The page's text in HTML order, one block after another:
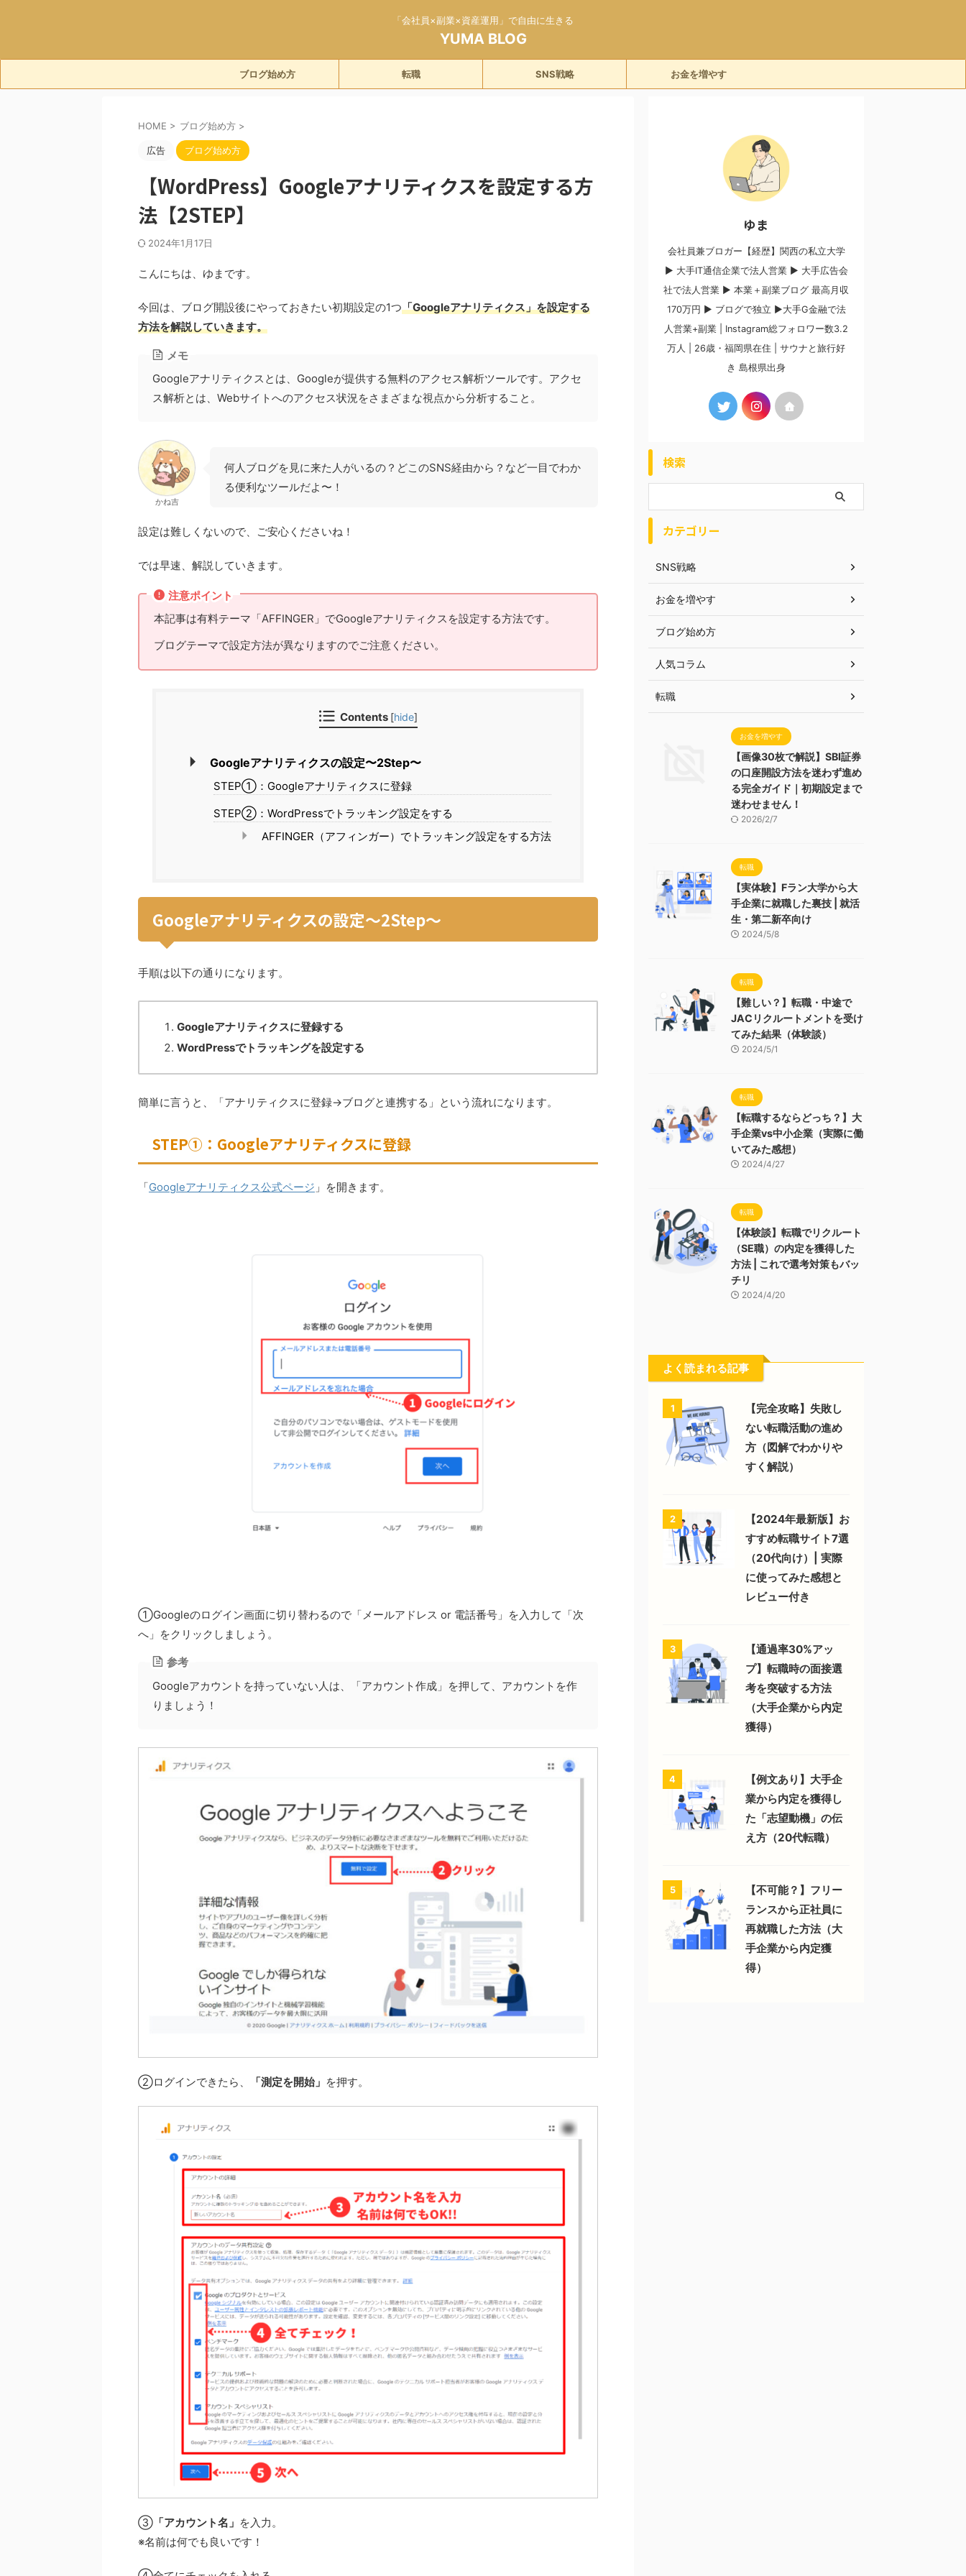
「会社員×副業×資産運用」で自由に生きる
YUMA BLOG
ブログ始め方 転職 SNS戦略 お金を増やす
HOME > ブログ始め方 >
広告 ブログ始め方
【WordPress】Googleアナリティクスを設定する方
法【2STEP】
2024年1月17日
こんにちは、ゆまです。
今回は、ブログ開設後にやっておきたい初期設定の1つ「Googleアナリティクス」を設定する
方法を解説していきます。
メモ
Googleアナリティクスとは、Googleが提供する無料のアクセス解析ツールです。アクセ
ス解析とは、Webサイトへのアクセス状況をさまざまな視点から分析すること。
かね吉
何人ブログを見に来た人がいるの？どこのSNS経由から？など一目でわか
る便利なツールだよ〜！
設定は難しくないので、ご安心くださいね！
では早速、解説していきます。
注意ポイント
本記事は有料テーマ「AFFINGER」でGoogleアナリティクスを設定する方法です。
ブログテーマで設定方法が異なりますのでご注意ください。
Contents [hide]
Googleアナリティクスの設定〜2Step〜
STEP①：Googleアナリティクスに登録
STEP②：WordPressでトラッキング設定をする
AFFINGER（アフィンガー）でトラッキング設定をする方法
Googleアナリティクスの設定〜2Step〜
手順は以下の通りになります。
Googleアナリティクスに登録する
WordPressでトラッキングを設定する
簡単に言うと、「アナリティクスに登録→ブログと連携する」という流れになります。
STEP①：Googleアナリティクスに登録
「Googleアナリティクス公式ページ 」を開きます。
①Googleのログイン画面に切り替わるので「メールアドレス or 電話番号」を入力して「次
へ」をクリックしましょう。
参考
Googleアカウントを持っていない人は、「アカウント作成」を押して、アカウントを作
りましょう！
②ログインできたら、 「測定を開始」 を押す。
③ 「アカウント名」 を入力。
※名前は何でも良いです！
ゆま
会社員兼ブロガー【経歴】関西の私立大学
▶︎ 大手IT通信企業で法人営業 ▶︎ 大手広告会
社で法人営業 ▶︎ 本業＋副業ブログ 最高月収
170万円 ▶︎ ブログで独立 ▶︎大手G金融で法
人営業+副業 | Instagram総フォロワー数3.2
万人 | 26歳・福岡県在住 | サウナと旅行好
き 島根県出身
検索
カテゴリー
SNS戦略
お金を増やす
ブログ始め方
人気コラム
転職
お金を増やす
【画像30枚で解説】SBI証券
の口座開設方法を迷わず進め
る完全ガイド｜初期設定まで
迷わせません！
2026/2/7
転職
【実体験】Fラン大学から大
手企業に就職した裏技 | 就活
生・第二新卒向け
2024/5/8
転職
【難しい？】転職・中途で
JACリクルートメントを受け
てみた結果（体験談）
2024/5/1
転職
【転職するならどっち？】大
手企業vs中小企業（実際に働
いてみた感想）
2024/4/27
転職
【体験談】転職でリクルート
（SE職）の内定を獲得した
方法 | これで選考対策もバッ
チリ
2024/4/20
よく読まれる記事
1
【完全攻略】失敗し
ない転職活動の進め
方（図解でわかりや
すく解説）
2
【2024年最新版】お
すすめ転職サイト7選
（20代向け）| 実際
に使ってみた感想と
レビュー付き
3
【通過率30%アッ
プ】転職時の面接選
考を突破する方法
（大手企業から内定
獲得）
4
【例文あり】大手企
業から内定を獲得し
た「志望動機」の伝
え方（20代転職）
5
【不可能？】フリー
ランスから正社員に
再就職した方法（大
手企業から内定獲
得）